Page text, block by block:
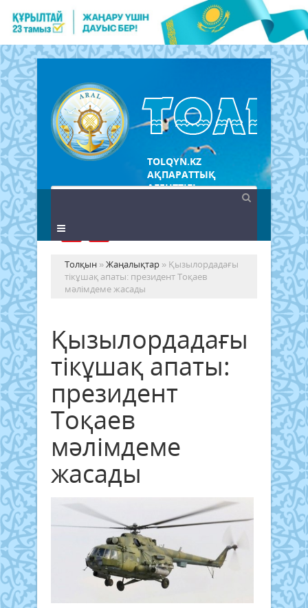
TOLQYN.KZ
АҚПАРАТТЫҚ
АГЕНТТІГІ
Толқын »Жаңалықтар » Қызылордадағы
тікұшақ апаты: президент Тоқаев
мәлімдеме жасады
Қызылордадағы
тікұшақ апаты:
президент
Тоқаев
мәлімдеме
жасады